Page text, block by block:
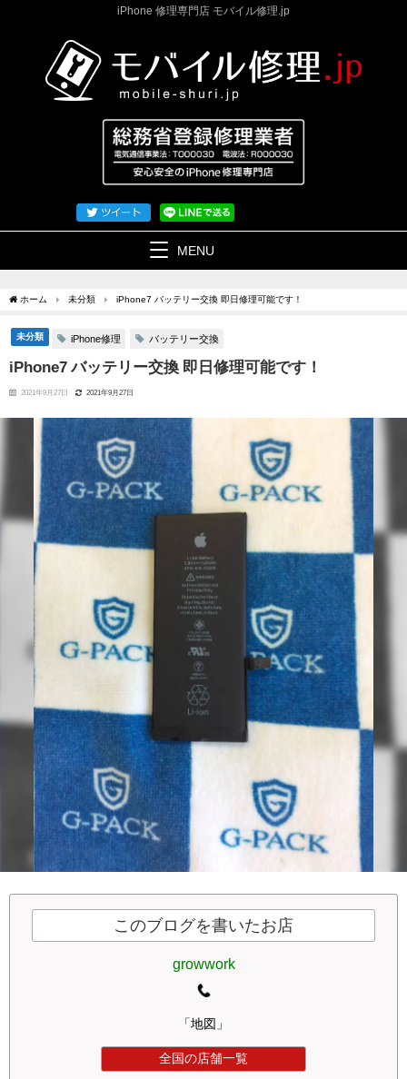
iPhone 修理専門店 モバイル修理.jp
MENU
ホーム 未分類 iPhone7 バッテリー交換 即日修理可能です！
未分類 iPhone修理 バッテリー交換
iPhone7 バッテリー交換 即日修理可能です！
2021年9月27日 2021年9月27日
このブログを書いたお店
growwork
「地図」
全国の店舗一覧